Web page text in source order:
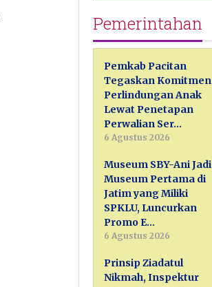
Pemerintahan
Pemkab Pacitan
Tegaskan Komitmen
Perlindungan Anak
Lewat Penetapan
Perwalian Ser…
6 Agustus 2026
Museum SBY-Ani Jadi
Museum Pertama di
Jatim yang Miliki
SPKLU, Luncurkan
Promo E…
6 Agustus 2026
Prinsip Ziadatul
Nikmah, Inspektur